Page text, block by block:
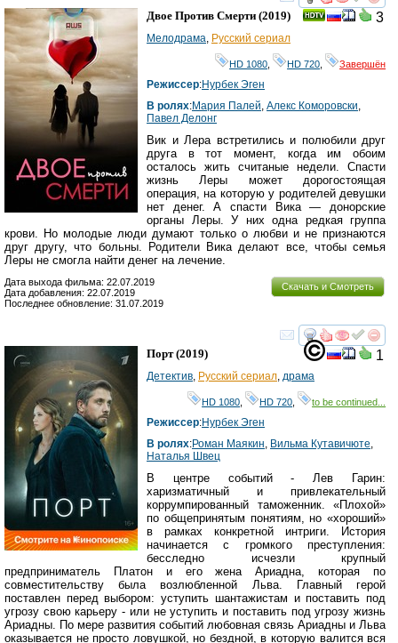
смотреть
3
Двое Против Смерти (2019)
Мелодрама, Русский сериал
HD 1080 HD 720 Завершён
Режиссер:Нурбек Эген
В ролях:Мария Палей, Алекс Коморовски,
Павел Делонг
Вик и Лера встретились и полюбили друг
друга в тот момент, когда им обоим
осталось жить считаные недели. Спасти
жизнь Леры может дорогостоящая
операция, на которую у родителей девушки
нет денег. А спасти Вика — донорские
органы Леры. У них одна редкая группа
крови. Но молодые люди думают только о любви и не признаются
друг другу, что больны. Родители Вика делают все, чтобы семья
Леры не смогла найти денег на лечение.
Скачать и Смотреть
Дата выхода фильма: 22.07.2019
Дата добавления: 22.07.2019
Последнее обновление: 31.07.2019
смотреть
на
фильм
вашего
региона
1
Порт(2019)
Детектив, Русский сериал, драма
HD 1080 HD 720 to be continued...
Режиссер:Нурбек Эген
В ролях:Роман Маякин, Вильма Кутавичюте,
Наталья Швец
В центре событий - Лев Гарин:
харизматичный и привлекательный
коррумпированный таможенник. «Плохой»
по общепринятым понятиям, но «хороший»
в рамках конкретной интриги. История
начинается с громкого преступления:
бесследно исчезли крупный
предприниматель Платон и его жена Ариадна, которая по
совместительству была возлюбленной Льва. Главный герой
поставлен перед выбором: уступить шантажистам и поставить под
угрозу свою карьеру - или не уступить и поставить под угрозу жизнь
Ариадны. По мере развития событий любовная связь Ариадны и Льва
оказывается не просто ловушкой, но бездной, в которую валится вся